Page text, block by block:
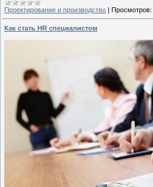
Проектирование и производство | Просмотров:
Как стать HR специалистом